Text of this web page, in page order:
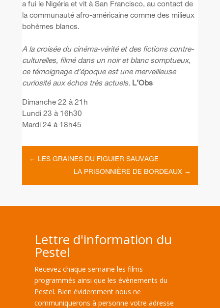
a fui le Nigéria et vit à San Francisco, au contact de
la communauté afro-américaine comme des milieux
bohèmes blancs.
A la croisée du cinéma-vérité et des fictions contre-
culturelles, filmé dans un noir et blanc somptueux,
ce témoignage d’époque est une merveilleuse
curiosité aux échos très actuels. L’Obs
Dimanche 22 à 21h
Lundi 23 à 16h30
Mardi 24 à 18h45
← LES GRAINES DU FIGUIER SAUVAGE
LA PRISONNIÈRE DE BORDEAUX →
Lettre d'information du
Pestel
Recevez chaque semaine les films
programmés ainsi que les évènements du
Pestel. Bien évidemment nous ne
communiquerons à personne votre adresse